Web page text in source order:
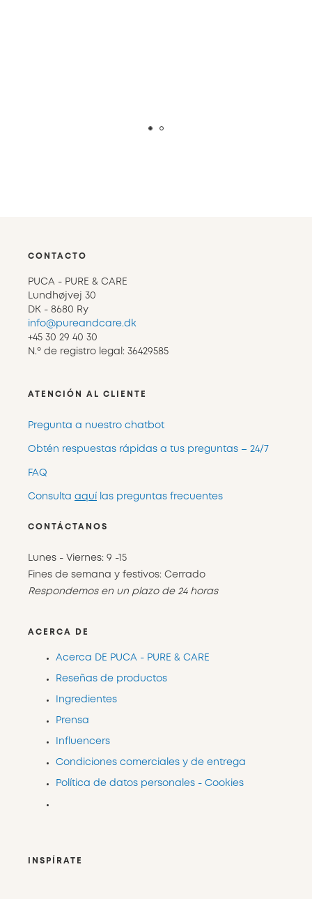
CONTACTO
PUCA - PURE & CARE
Lundhøjvej 30
DK - 8680 Ry
info@pureandcare.dk
+45 30 29 40 30
N.º de registro legal: 36429585
ATENCIÓN AL CLIENTE
Pregunta a nuestro chatbot
Obtén respuestas rápidas a tus preguntas – 24/7
FAQ
Consulta aquí las preguntas frecuentes
CONTÁCTANOS
Lunes - Viernes: 9 -15
Fines de semana y festivos: Cerrado
Respondemos en un plazo de 24 horas
ACERCA DE
Acerca DE PUCA - PURE & CARE
Reseñas de productos
Ingredientes
Prensa
Influencers
Condiciones comerciales y de entrega
Política de datos personales - Cookies
INSPÍRATE